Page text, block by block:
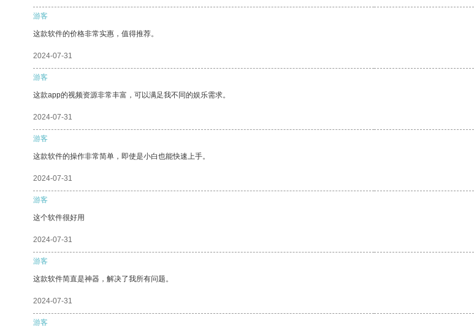
游客
这款软件的价格非常实惠，值得推荐。
2024-07-31
游客
这款app的视频资源非常丰富，可以满足我不同的娱乐需求。
2024-07-31
游客
这款软件的操作非常简单，即使是小白也能快速上手。
2024-07-31
游客
这个软件很好用
2024-07-31
游客
这款软件简直是神器，解决了我所有问题。
2024-07-31
游客